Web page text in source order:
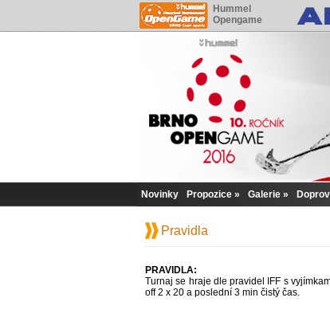
Hummel
Opengame
Novinky Propozice Galerie
Pravidla
PRAVIDLA:
Turnaj se hraje dle pravidel IFF s
off 2 x 20 a poslední 3 min čistý čas.